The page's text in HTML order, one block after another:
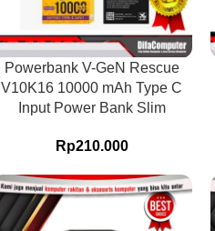
Powerbank V-GeN Rescue
V10K16 10000 mAh Type C
Input Power Bank Slim
Rp210.000